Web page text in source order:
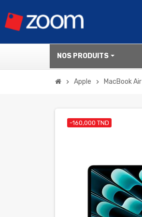
NOS PRODUITS
chevron_right Apple chevron_right MacBook Air
-160,000 TND